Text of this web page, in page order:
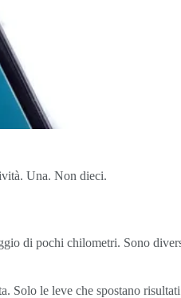
Una. Non dieci.
di pochi chilometri. Sono
Solo le leve che spostano